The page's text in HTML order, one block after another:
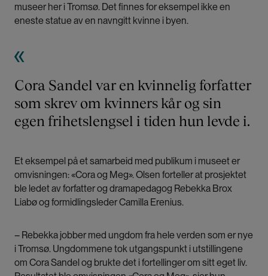
museer her i Tromsø. Det finnes for eksempel ikke en
eneste statue av en navngitt kvinne i byen.
Cora Sandel var en kvinnelig forfatter
som skrev om kvinners kår og sin
egen frihetslengsel i tiden hun levde i.
Et eksempel på et samarbeid med publikum i museet er
omvisningen: «Cora og Meg». Olsen forteller at prosjektet
ble ledet av forfatter og dramapedagog Rebekka Brox
Liabø og formidlingsleder Camilla Erenius.
– Rebekka jobber med ungdom fra hele verden som er nye
i Tromsø. Ungdommene tok utgangspunkt i utstillingene
om Cora Sandel og brukte det i fortellinger om sitt eget liv.